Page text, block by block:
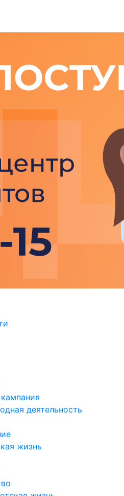
деятельность
жизнь